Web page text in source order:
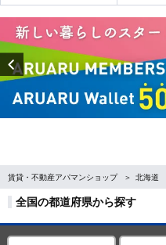
Previous
賃貸・不動産アパマンショップ 北海道
全国の都道府県から探す
企業・IR情報